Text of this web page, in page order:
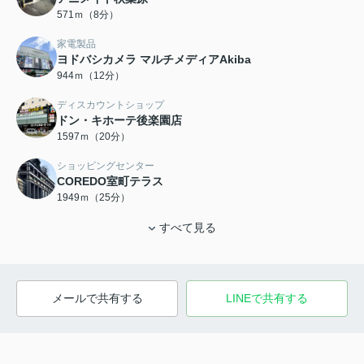
571ｍ（8分）
家電製品
ヨドバシカメラ マルチメディアAkiba
944ｍ（12分）
ディスカウントショップ
ドン・キホーテ後楽園店
1597ｍ（20分）
ショッピングセンター
COREDO室町テラス
1949ｍ（25分）
すべて見る
メールで共有する LINEで共有する